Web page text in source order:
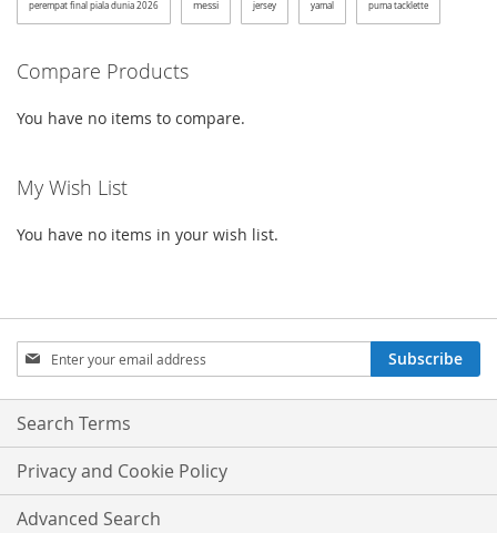
perempat final piala dunia 2026 messi jersey yamal puma tacklette
Compare Products
You have no items to compare.
My Wish List
You have no items in your wish list.
Sign
Up
for
Our
Subscribe
Search Terms
Privacy and Cookie Policy
Advanced Search